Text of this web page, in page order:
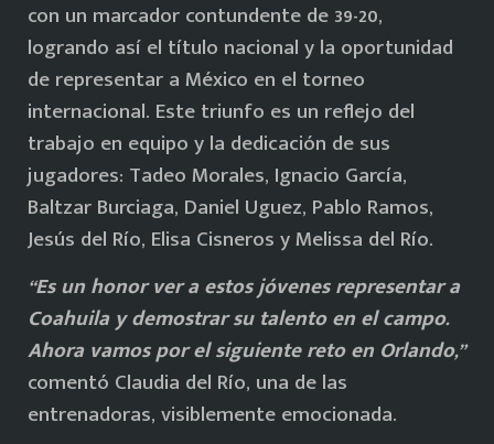
con un marcador contundente de 39-20,
logrando así el título nacional y la oportunidad
de representar a México en el torneo
internacional. Este triunfo es un reflejo del
trabajo en equipo y la dedicación de sus
jugadores: Tadeo Morales, Ignacio García,
Baltzar Burciaga, Daniel Uguez, Pablo Ramos,
Jesús del Río, Elisa Cisneros y Melissa del Río.
“Es un honor ver a estos jóvenes representar a
Coahuila y demostrar su talento en el campo.
Ahora vamos por el siguiente reto en Orlando,”
comentó Claudia del Río, una de las
entrenadoras, visiblemente emocionada.